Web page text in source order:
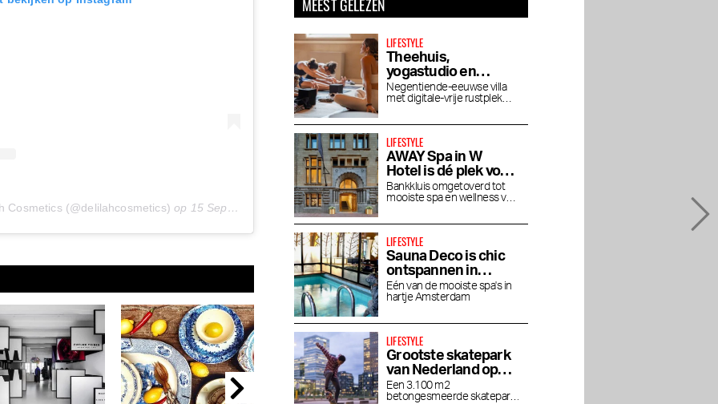
Cosmetics (@delilahcosmetics) op 15 Sep 2020 om 7:00 (PDT)
MEEST GELEZEN
LIFESTYLE
Theehuis,
yogastudio en
wellness De Roos in
Vondelpark
Negentiende-eeuwse villa
met digitale-vrije rustplek
LIFESTYLE
AWAY Spa in W
Hotel is dé plek voor
een middag baden
in luxe
Bankkluis omgetoverd tot
mooiste spa en wellness van
LIFESTYLE
Sauna Deco is chic
ontspannen in
Parijse allure
Één van de mooiste spa's in
hartje Amsterdam
LIFESTYLE
Grootste skatepark
van Nederland op
Zeeburgereiland
Een 3.100 m2
betongesmeerde skatepark